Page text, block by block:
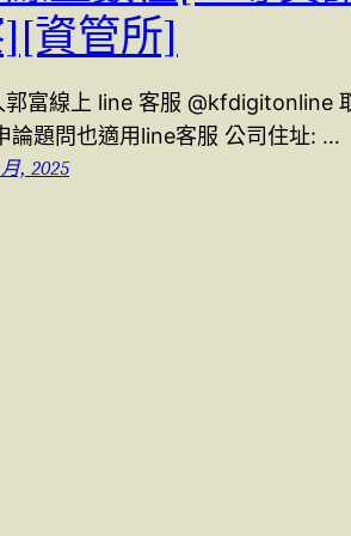
資管所]
郭富線上 line 客服 @kfdigitonline
論題問也適用line客服 公司住址: …
, 2025